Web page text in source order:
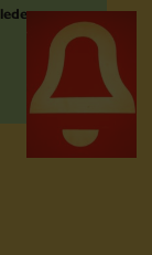
leden